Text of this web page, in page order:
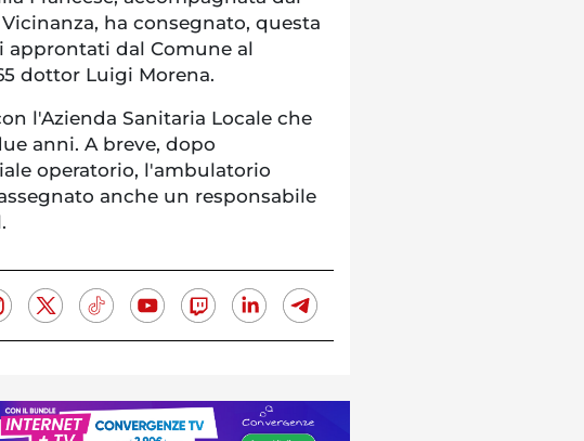
ha consegnato, questa
approntati dal Comune al
dottor Luigi Morena.
l'Azienda Sanitaria Locale che
anni. A breve, dopo
operatorio, l'ambulatorio
anche un responsabile